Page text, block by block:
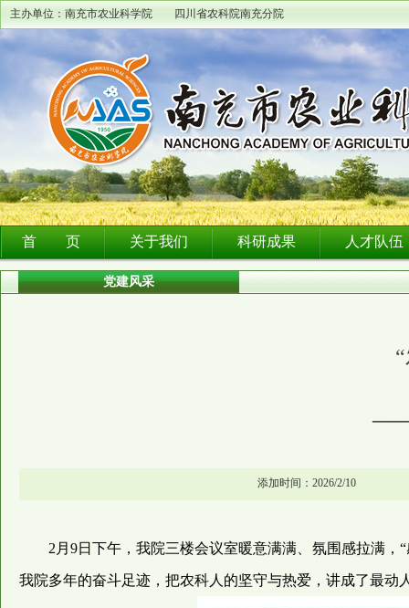
主办单位：南充市农业科学院 四川省农科院南充分院
首 页 关于我们 科研成果 人才队伍
党建风采
——
添加时间：2026/2/10
2月9日下午，我院三楼会议室暖意满满、氛围感拉满
我院多年的奋斗足迹，把农科人的坚守与热爱，讲成了最动